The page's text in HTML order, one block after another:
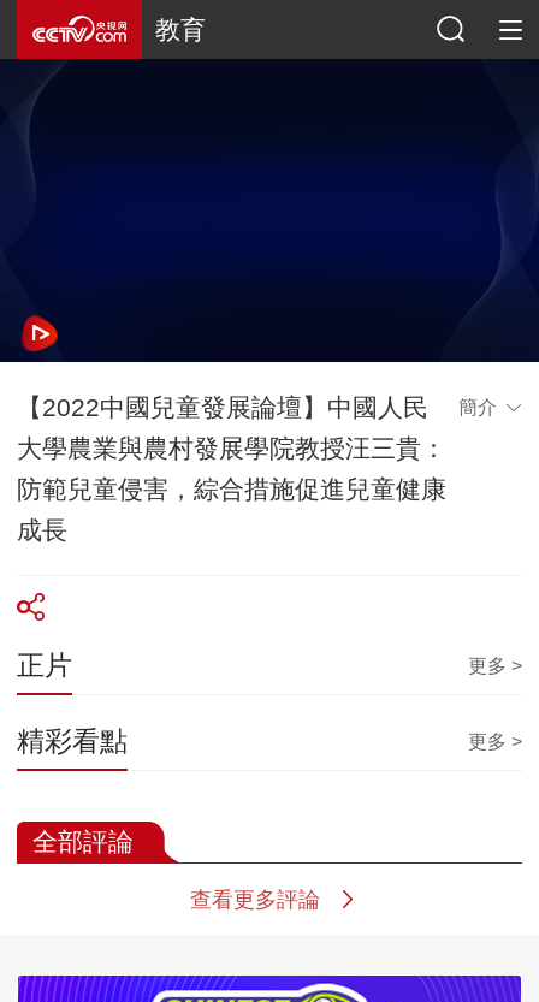
教育
【2022中國兒童發展論壇】中國人民
大學農業與農村發展學院教授汪三貴：
防範兒童侵害，綜合措施促進兒童健康
成長
簡介
正片 更多 >
精彩看點 更多 >
全部評論
查看更多評論